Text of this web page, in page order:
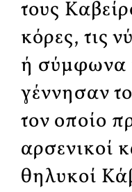
τους
κόρες, τις
ή σύμφωνα
γέννησαν
τον οποίο
αρσενικοί
θηλυκοί